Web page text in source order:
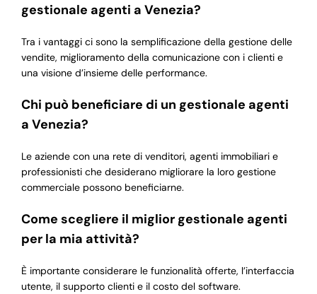
gestionale agenti a Venezia?
Tra i vantaggi ci sono la semplificazione della gestione delle
vendite, miglioramento della comunicazione con i clienti e
una visione d’insieme delle performance.
Chi può beneficiare di un gestionale agenti
a Venezia?
Le aziende con una rete di venditori, agenti immobiliari e
professionisti che desiderano migliorare la loro gestione
commerciale possono beneficiarne.
Come scegliere il miglior gestionale agenti
per la mia attività?
È importante considerare le funzionalità offerte, l’interfaccia
utente, il supporto clienti e il costo del software.